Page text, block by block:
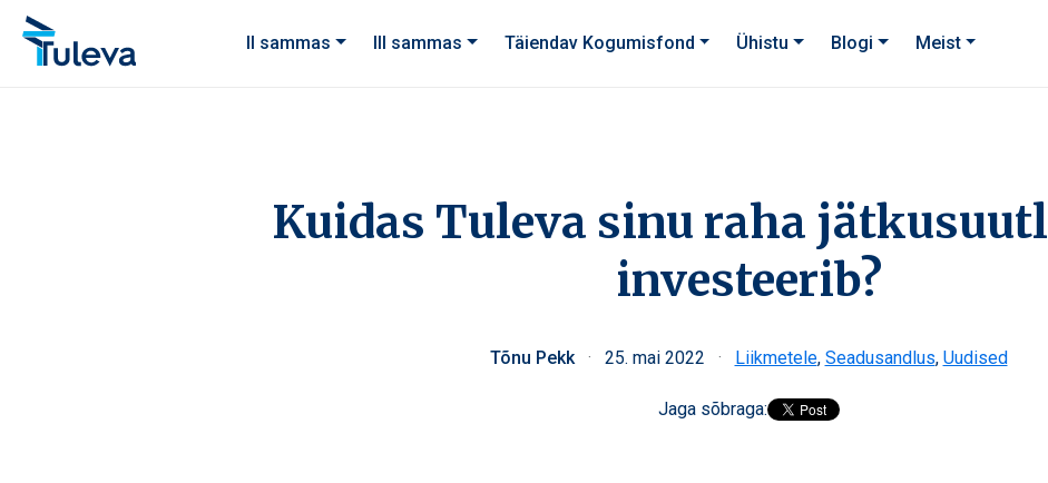
Liigu edasi sisu juurde
II sammas
III sammas Täiendav Kogumisfond Ühistu Blogi Meist
Kuidas Tuleva sinu raha
investeerib?
Tõnu Pekk · 25. mai 2022 · Liikmetele, Seadusandlus, Uudised
Jaga sõbraga: